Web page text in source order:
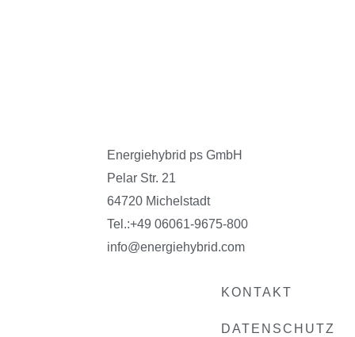
Energiehybrid ps GmbH
Pelar Str. 21
64720 Michelstadt
Tel.:+49 06061-9675-800
info@energiehybrid.com
KONTAKT
DATENSCHUTZ